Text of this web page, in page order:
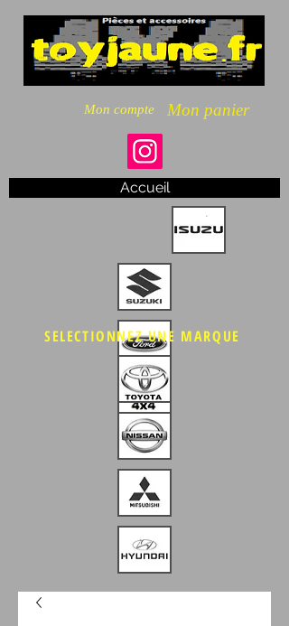
Mon compte Mon panier
Accueil
SELECTIONNEZ UNE MARQUE